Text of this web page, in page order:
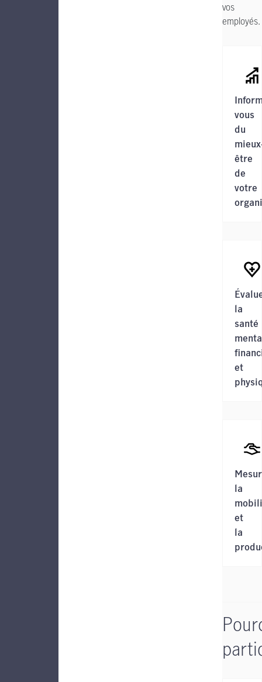
vos
employés.
vous
du
être
de
votre
la
santé
et
la
et
la